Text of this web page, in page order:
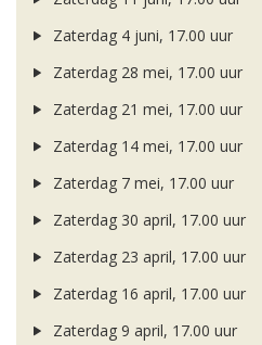
Zaterdag 4 juni, 17.00 uur
Zaterdag 28 mei, 17.00 uur
Zaterdag 21 mei, 17.00 uur
Zaterdag 14 mei, 17.00 uur
Zaterdag 7 mei, 17.00 uur
Zaterdag 30 april, 17.00 uur
Zaterdag 23 april, 17.00 uur
Zaterdag 16 april, 17.00 uur
Zaterdag 9 april, 17.00 uur